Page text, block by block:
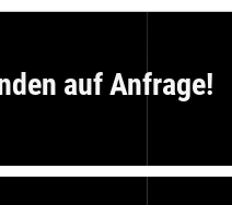
auf Anfrage!